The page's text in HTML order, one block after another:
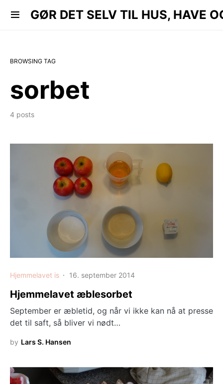
OG KØKKEN..
GØR DET SELV TIL HUS, HAVE
BROWSING TAG
sorbet
4 posts
Hjemmelavet is 16. september 2014
Hjemmelavet æblesorbet
September er æbletid, og når vi ikke kan nå at presse
det til saft, så bliver vi nødt…
by Lars S. Hansen